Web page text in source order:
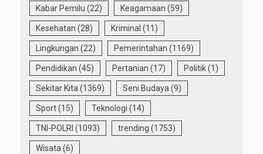
Kabar Pemilu (22) Keagamaan (59)
Kesehatan (28) Kriminal (11)
Lingkungan (22) Pemerintahan (1169)
Pendidikan (45) Pertanian (17) Politik(1)
Sekitar Kita(1369) Seni Budaya(9)
Sport(15) Teknologi (14)
TNI-POLRI (1093) trending (1753)
Wisata(6)